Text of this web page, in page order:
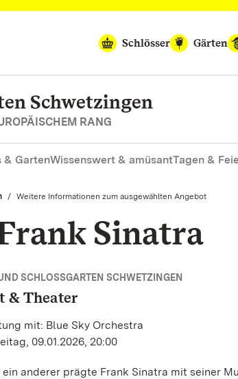
Schlösser
Gärten
Schwetzingen
RANG
& GartenWissenswert & amüsantTagen &
Aktuell:
Weitere Informationen zum ausgewählten Angebot
Sinatra
SCHLOSSGARTEN SCHWETZINGEN
& Theater
mit: Blue Sky Orchestra
09.01.2026, 20:00
ein anderer prägte Frank Sinatra mit seiner